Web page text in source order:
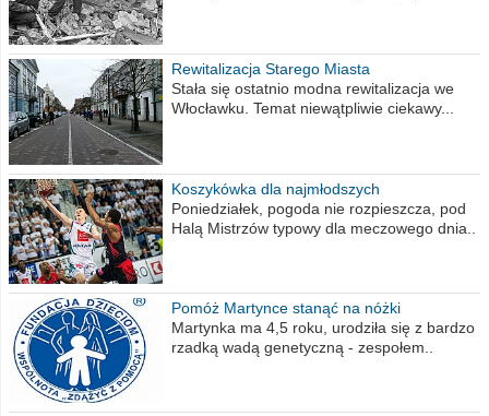
Rewitalizacja Starego Miasta
Stała się ostatnio modna rewitalizacja we
Włocławku. Temat niewątpliwie ciekawy...
Koszykówka dla najmłodszych
Poniedziałek, pogoda nie rozpieszcza, pod
Halą Mistrzów typowy dla meczowego dnia..
Pomóż Martynce stanąć na nóżki
Martynka ma 4,5 roku, urodziła się z bardzo
rzadką wadą genetyczną - zespołem..